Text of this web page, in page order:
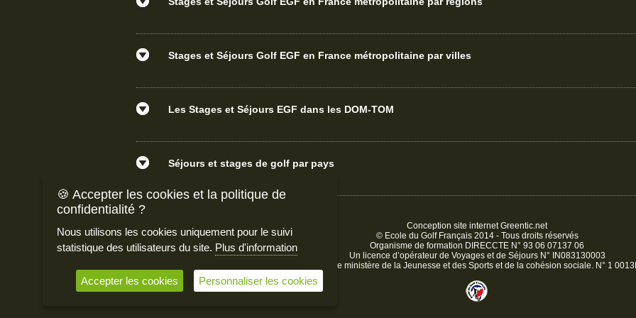
Stages et Séjours Golf EGF en France métropolitaine par villes
Les Stages et Séjours EGF dans les DOM-TOM
Séjours et stages de golf par pays
Conception site internetGreentic.net
© Ecole du Golf Français 2014 - Tous droits réservés
Organisme de formation DIRECCTE N° 93 06 07137 06
Un licence d’opérateur de Voyages et de Séjours N° IN083130003
Habilité par le ministère de la Jeunesse et des Sports et de la cohésion sociale. N° 1
🍪 Accepter les cookies et la politique de
confidentialité ?
Nous utilisons les cookies uniquement pour le suivi
statistique des utilisateurs du site. Plus d'information
Accepter les cookies Personnaliser les cookies